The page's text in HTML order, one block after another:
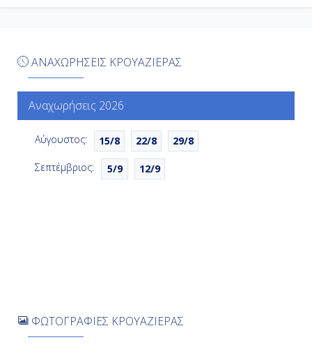
ΑΝΑΧΩΡΗΣΕΙΣ ΚΡΟΥΑΖΙΕΡΑΣ
Αναχωρήσεις 2026
Αύγουστος: 15/8 22/8
29/8
Σεπτέμβριος:
5/9 12/9
ΦΩΤΟΓΡΑΦΙΕΣ ΚΡΟΥΑΖΙΕΡΑΣ